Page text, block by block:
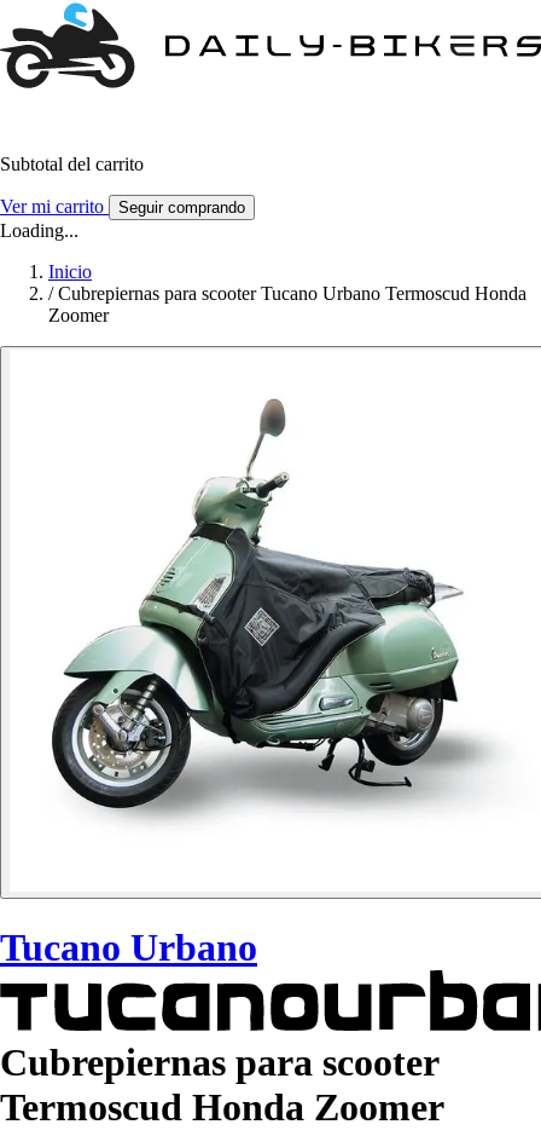
Subtotal del carrito
Ver mi carrito Seguir comprando
Loading...
Inicio
/ Cubrepiernas para scooter Tucano Urbano Termoscud Honda
Zoomer
Tucano Urbano
Cubrepiernas para scooter
Termoscud Honda Zoomer